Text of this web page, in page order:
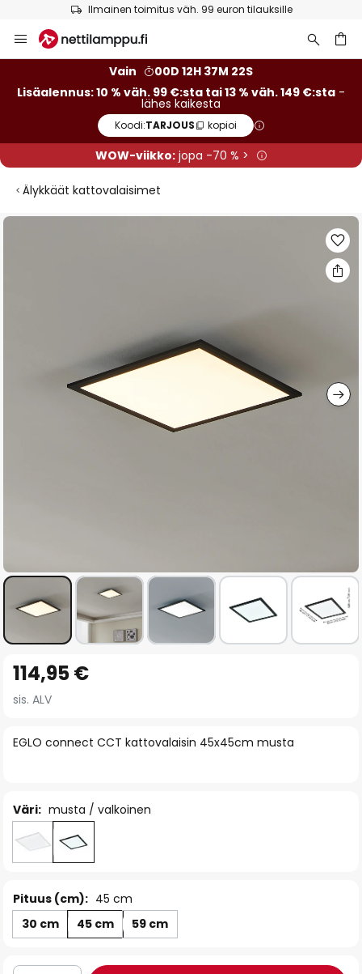
Ilmainen toimitus väh. 99 euron tilauksille
to
Vain
00D 12H 37M 21S
Lisäalennus: 10 % väh. 99 €:sta tai 13 % väh. 149 €:sta -
lähes kaikesta
Koodi:TARJOUS kopioi
WOW-viikko:jopa -70 % >
Älykkäät kattovalaisimet
Skip
to
the
ofEGLO connect CCT kattovalaisin 45x45cm musta
114,95 €
sis. ALV
Väri: musta / valkoinen
Pituus (cm): 45 cm
30 cm
45 cm 59 cm